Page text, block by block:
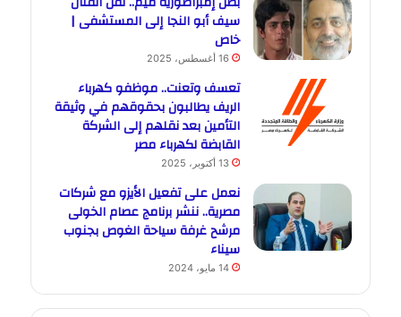
سيف أبو النجا إلى المستشفى |
خاص
16 أغسطس، 2025
تعسف وتعنت.. موظفو كهرباء
الريف يطالبون بحقوقهم في وثيقة
التأمين بعد نقلهم إلى الشركة
القابضة لكهرباء مصر
13 أكتوبر، 2025
نعمل على تفعيل الأيزو مع شركات
مصرية.. ننشر برنامج عصام الخولى
مرشح غرفة سياحة الغوص بجنوب
سيناء
14 مايو، 2024